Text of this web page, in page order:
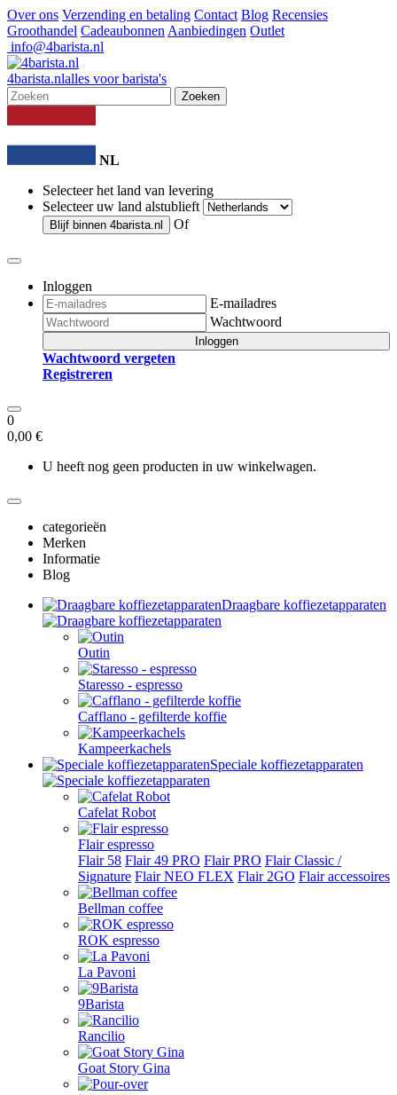
Over ons Verzending en betaling Contact Blog Recensies
Groothandel Cadeaubonnen Aanbiedingen Outlet
info@4barista.nl
4barista.nlalles voor barista's
Zoeken
NL
Selecteer het land van levering
Selecteer uw land alstublieft
Blijf binnen 4barista.nl Of
Inloggen
E-mailadres
Wachtwoord
Inloggen
Wachtwoord vergeten
Registreren
0
0,00 €
U heeft nog geen producten in uw winkelwagen.
categorieën
Merken
Informatie
Blog
Draagbare koffiezetapparaten
Outin
Staresso - espresso
Cafflano - gefilterde koffie
Kampeerkachels
Speciale koffiezetapparaten
Cafelat Robot
Flair espresso
Flair 58 Flair 49 PRO Flair PRO Flair Classic /
Signature Flair NEO FLEX Flair 2GO Flair accessoires
Bellman coffee
ROK espresso
La Pavoni
9Barista
Rancilio
Goat Story Gina